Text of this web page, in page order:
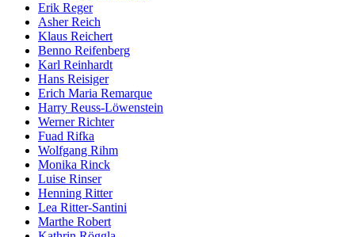
Erik Reger
Asher Reich
Klaus Reichert
Benno Reifenberg
Karl Reinhardt
Hans Reisiger
Erich Maria Remarque
Harry Reuss-Löwenstein
Werner Richter
Fuad Rifka
Wolfgang Rihm
Monika Rinck
Luise Rinser
Henning Ritter
Lea Ritter-Santini
Marthe Robert